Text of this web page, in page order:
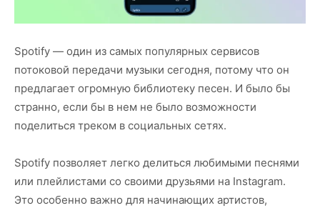
Spotify — один из самых популярных сервисов
потоковой передачи музыки сегодня, потому что он
предлагает огромную библиотеку песен. И было бы
странно, если бы в нем не было возможности
поделиться треком в социальных сетях.
Spotify позволяет легко делиться любимыми песнями
или плейлистами со своими друзьями на Instagram.
Это особенно важно для начинающих артистов,